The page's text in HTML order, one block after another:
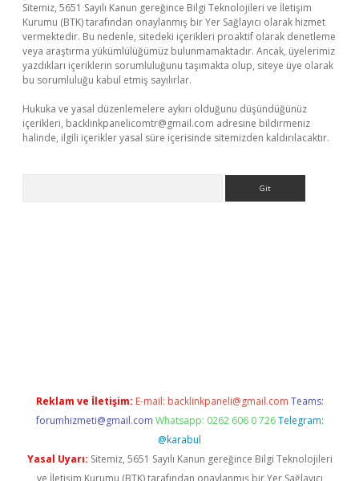
Sitemiz, 5651 Sayılı Kanun gereğince Bilgi Teknolojileri ve İletişim
Kurumu (BTK) tarafından onaylanmış bir Yer Sağlayıcı olarak hizmet
vermektedir. Bu nedenle, sitedeki içerikleri proaktif olarak denetleme
veya araştırma yükümlülüğümüz bulunmamaktadır. Ancak, üyelerimiz
yazdıkları içeriklerin sorumluluğunu taşımakta olup, siteye üye olarak
bu sorumluluğu kabul etmiş sayılırlar.
Hukuka ve yasal düzenlemelere aykırı olduğunu düşündüğünüz
içerikleri, backlinkpanelicomtr@gmail.com adresine bildirmeniz
halinde, ilgili içerikler yasal süre içerisinde sitemizden kaldırılacaktır.
Reklam ve İletişim: E-mail: backlinkpaneli@gmail.com Teams:
forumhizmeti@gmail.com Whatsapp: 0262 606 0 726 Telegram:
@karabul
Yasal Uyarı: Sitemiz, 5651 Sayılı Kanun gereğince Bilgi Teknolojileri
ve İletişim Kurumu (BTK) tarafından onaylanmış bir Yer Sağlayıcı